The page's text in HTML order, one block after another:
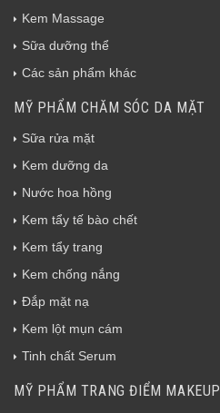
Kem Massage
Sữa dưỡng thể
Các sản phẩm khác
MỸ PHẨM CHĂM SÓC DA MẶT
Sữa rửa mặt
Kem dưỡng da
Nước hoa hồng
Kem tẩy tế bào chết
Kem tẩy trang
Kem chống nắng
Đắp mặt nạ
Kem lột mụn cám
Tinh chất Serum
MỸ PHẨM TRANG ĐIỂM MAKEUP